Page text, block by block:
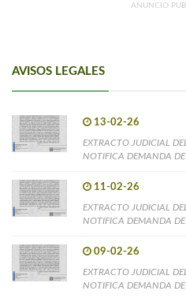
ANUNCIO
AVISOS LEGALES
13-02-26
EXTRACTO JUDICIAL
NOTIFICA DEMANDA
11-02-26
EXTRACTO JUDICIAL
NOTIFICA DEMANDA
09-02-26
EXTRACTO JUDICIAL
NOTIFICA DEMANDA